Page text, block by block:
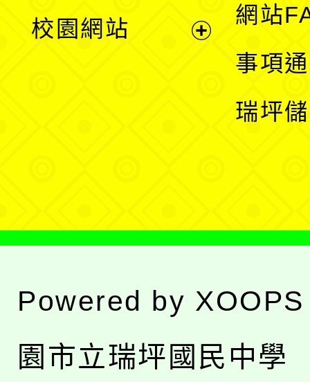
校園網站
網站
事項
瑞坪
Powered by XOOPS
園市立瑞坪國民中學